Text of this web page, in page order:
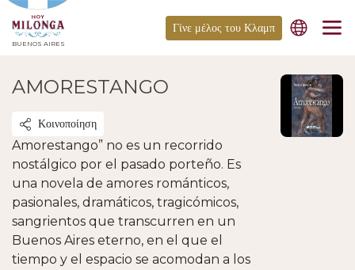
BUENOS AIRES
Γίνε μέλος του Κλαμπ
AMORESTANGO
Κοινοποίηση
Amorestango” no es un recorrido
nostálgico por el pasado porteño. Es
una novela de amores románticos,
pasionales, dramáticos, tragicómicos,
sangrientos que transcurren en un
Buenos Aires eterno, en el que el
tiempo y el espacio se acomodan a los